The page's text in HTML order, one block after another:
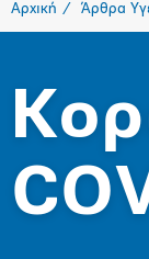
Αρχική Άρθρα